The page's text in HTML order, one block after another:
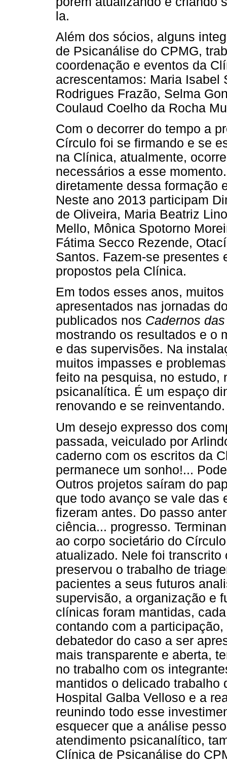
la.
Além dos sócios, alguns
de Psicanálise do CPMG,
coordenação e eventos da
acrescentamos: Maria Isabel
Rodrigues Frazão, Selma
Coulaud Coelho da Rocha
Com o decorrer do tempo a
Círculo foi se firmando e se
na Clínica, atualmente,
necessários a esse
diretamente dessa formação
Neste ano 2013 participam
de Oliveira, Maria Beatriz
Mello, Mônica Spotorno
Fátima Secco Rezende,
Santos. Fazem-se presentes
propostos pela Clínica.
Em todos esses anos,
apresentados nas jornadas
publicados nos Cadernos
mostrando os resultados e o
e das supervisões. Na
muitos impasses e
feito na pesquisa, no estudo,
psicanalítica. É um espaço
renovando e se reinventando.
Um desejo expresso dos
passada, veiculado por
caderno com os escritos da
permanece um sonho!...
Outros projetos saíram do
que todo avanço se vale das
fizeram antes. Do passo
ciência... progresso.
ao corpo societário do
atualizado. Nele foi
preservou o trabalho de
pacientes a seus futuros
supervisão, a organização e
clínicas foram mantidas,
contando com a
debatedor do caso a ser
mais transparente e aberta,
no trabalho com os
mantidos o delicado trabalho
Hospital Galba Velloso e a
reunindo todo esse
esquecer que a análise
atendimento psicanalítico,
Clínica de Psicanálise do